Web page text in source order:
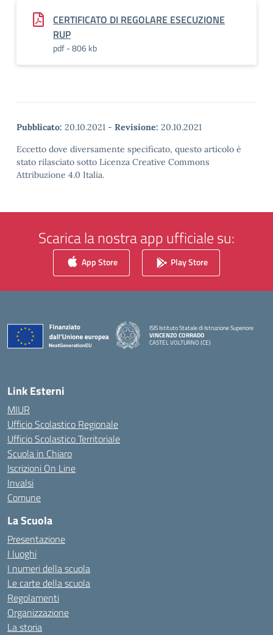
CERTIFICATO DI REGOLARE ESECUZIONE
RUP
pdf - 806 kb
Pubblicato: 20.10.2021 - Revisione: 20.10.2021
Eccetto dove diversamente specificato, questo articolo è
stato rilasciato sotto Licenza Creative Commons
Attribuzione 4.0 Italia.
Scarica la nostra app ufficiale su:
App Store Play Store
ISIS Istituto Statale di Istruzione Superiore
VINCENZO CORRADO
CASTEL VOLTURNO (CE)
Link Esterni
MIUR
Ufficio Scolastico Regionale
Ufficio Scolastico Territoriale
Scuola in Chiaro
Iscrizioni On Line
Invalsi
Comune
La Scuola
Presentazione
I luoghi
I numeri della scuola
Le carte della scuola
Regolamenti
Organizzazione
La storia